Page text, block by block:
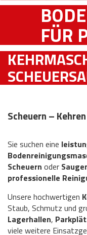
FÜR
Scheuern –
Sie suchen eine
Scheuern oder
professionelle
Unsere hochwertigen
Staub, Schmutz und
Lagerhallen,
viele weitere